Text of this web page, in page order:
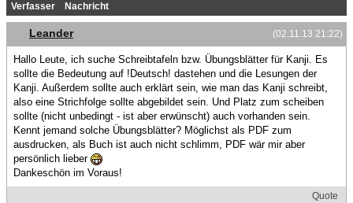
Verfasser Nachricht
(02.11.13 21:22)
Leander
Hallo Leute, ich suche Schreibtafeln bzw. Übungsblätter für Kanji. Es
sollte die Bedeutung auf !Deutsch! dastehen und die Lesungen der
Kanji. Außerdem sollte auch erklärt sein, wie man das Kanji schreibt,
also eine Strichfolge sollte abgebildet sein. Und Platz zum scheiben
sollte (nicht unbedingt - ist aber erwünscht) auch vorhanden sein.
Kennt jemand solche Übungsblätter? Möglichst als PDF zum
ausdrucken, als Buch ist auch nicht schlimm, PDF wär mir aber
persönlich lieber
Dankeschön im Voraus!
Quote